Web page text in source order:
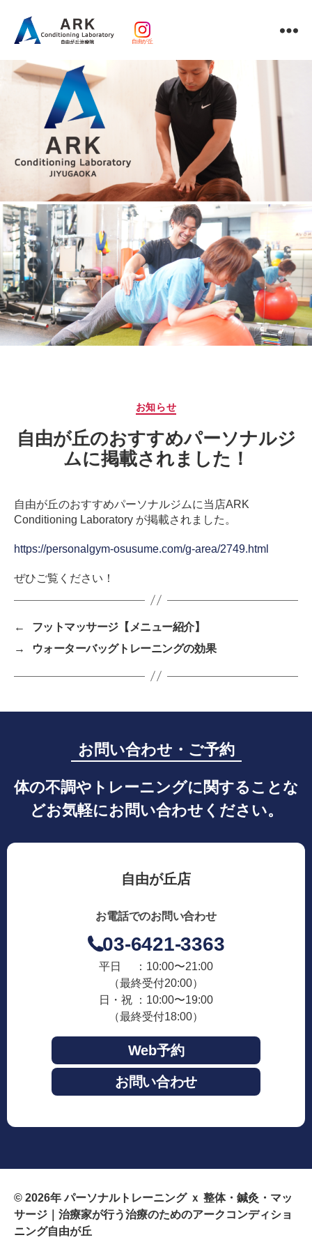
ー
ソ
ー
グ
ｘ
整
体・
鍼
灸・
マ
ッ
サ
ー
が
行
療
の
た
め
の
ア
ー
ク
ン
デ
シ
ニ
が
自由が丘
カ
ゴ
リ
ー
お知らせ
自由が丘のおすすめパーソナルジ
ムに掲載されました！
自由が丘のおすすめパーソナルジムに当店ARK
Conditioning Laboratory が掲載されました。
https://personalgym-osusume.com/g-area/2749.html
ぜひご覧ください！
←
フットマッサージ【メニュー紹介】
→
ウォーターバッグトレーニングの効果
お問い合わせ・ご予約
体の不調やトレーニングに関することな
どお気軽にお問い合わせください。
自由が丘店
お電話でのお問い合わせ
03-6421-3363
平日 ：10:00〜21:00
（最終受付20:00）
日・祝 ：10:00〜19:00
（最終受付18:00）
Web予約
お問い合わせ
© 2026年パーソナルトレーニング ｘ 整体・鍼灸・マッ
サージ｜治療家が行う治療のためのアークコンディショ
ニング自由が丘